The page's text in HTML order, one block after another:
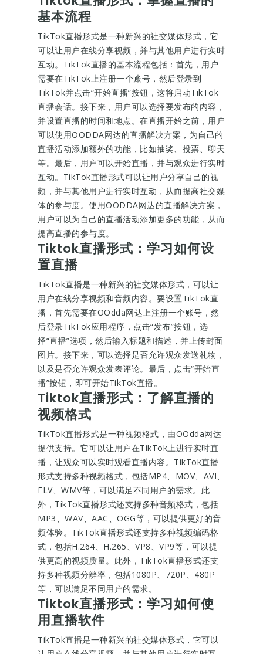
基本流程
TikTok直播形式是一种新兴的社交媒体形式，它
可以让用户在线分享视频，并与其他用户进行实时
互动。TikTok直播的基本流程包括：首先，用户
需要在TikTok上注册一个账号，然后登录到
TikTok并点击“开始直播”按钮，这将启动TikTok
直播会话。接下来，用户可以选择要发布的内容，
并设置直播的时间和地点。在直播开始之前，用户
可以使用OODDA网达的直播解决方案，为自己的
直播活动添加额外的功能，比如抽奖、投票、聊天
等。最后，用户可以开始直播，并与观众进行实时
互动。TikTok直播形式可以让用户分享自己的视
频，并与其他用户进行实时互动，从而提高社交媒
体的参与度。使用OODDA网达的直播解决方案，
用户可以为自己的直播活动添加更多的功能，从而
提高直播的参与度。
Tiktok直播形式：学习如何设
置直播
TikTok直播是一种新兴的社交媒体形式，可以让
用户在线分享视频和音频内容。要设置TikTok直
播，首先需要在OOdda网达上注册一个账号，然
后登录TikTok应用程序，点击“发布”按钮，选
择“直播”选项，然后输入标题和描述，并上传封面
图片。接下来，可以选择是否允许观众发送礼物，
以及是否允许观众发表评论。最后，点击“开始直
播”按钮，即可开始TikTok直播。
Tiktok直播形式：了解直播的
视频格式
TikTok直播形式是一种视频格式，由OOdda网达
提供支持。它可以让用户在TikTok上进行实时直
播，让观众可以实时观看直播内容。TikTok直播
形式支持多种视频格式，包括MP4、MOV、AVI、
FLV、WMV等，可以满足不同用户的需求。此
外，TikTok直播形式还支持多种音频格式，包括
MP3、WAV、AAC、OGG等，可以提供更好的音
频体验。TikTok直播形式还支持多种视频编码格
式，包括H.264、H.265、VP8、VP9等，可以提
供更高的视频质量。此外，TikTok直播形式还支
持多种视频分辨率，包括1080P、720P、480P
等，可以满足不同用户的需求。
Tiktok直播形式：学习如何使
用直播软件
TikTok直播是一种新兴的社交媒体形式，它可以